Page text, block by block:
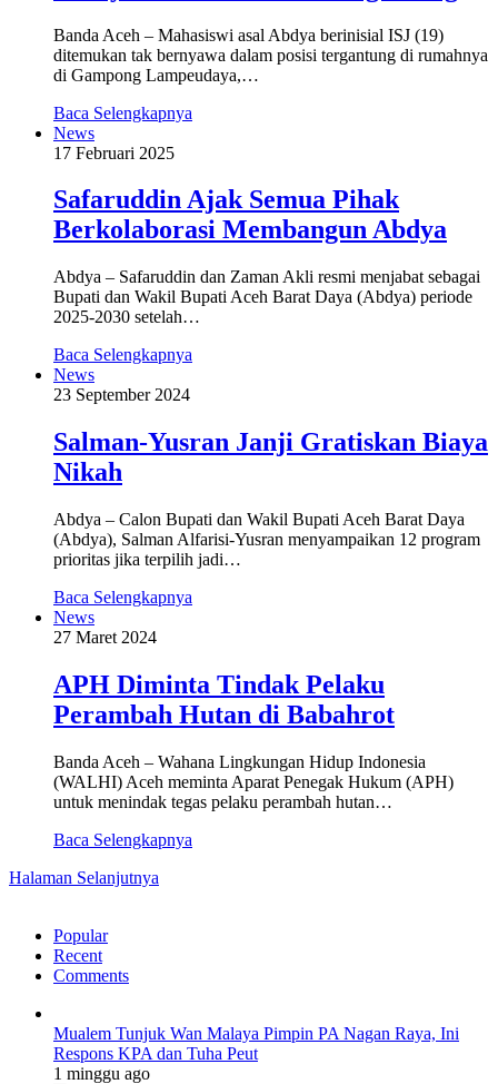
Banda Aceh – Mahasiswi asal Abdya berinisial ISJ (19)
ditemukan tak bernyawa dalam posisi tergantung di rumahnya
di Gampong Lampeudaya,…
Baca Selengkapnya
News
17 Februari 2025
Safaruddin Ajak Semua Pihak
Berkolaborasi Membangun Abdya
Abdya – Safaruddin dan Zaman Akli resmi menjabat sebagai
Bupati dan Wakil Bupati Aceh Barat Daya (Abdya) periode
2025-2030 setelah…
Baca Selengkapnya
News
23 September 2024
Salman-Yusran Janji Gratiskan Biaya
Nikah
Abdya – Calon Bupati dan Wakil Bupati Aceh Barat Daya
(Abdya), Salman Alfarisi-Yusran menyampaikan 12 program
prioritas jika terpilih jadi…
Baca Selengkapnya
News
27 Maret 2024
APH Diminta Tindak Pelaku
Perambah Hutan di Babahrot
Banda Aceh – Wahana Lingkungan Hidup Indonesia
(WALHI) Aceh meminta Aparat Penegak Hukum (APH)
untuk menindak tegas pelaku perambah hutan…
Baca Selengkapnya
Halaman Selanjutnya
Popular
Recent
Comments
Mualem Tunjuk Wan Malaya Pimpin PA Nagan Raya, Ini
Respons KPA dan Tuha Peut
1 minggu ago